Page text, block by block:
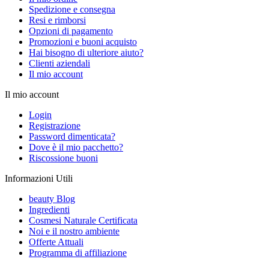
Spedizione e consegna
Resi e rimborsi
Opzioni di pagamento
Promozioni e buoni acquisto
Hai bisogno di ulteriore aiuto?
Clienti aziendali
Il mio account
Il mio account
Login
Registrazione
Password dimenticata?
Dove è il mio pacchetto?
Riscossione buoni
Informazioni Utili
beauty Blog
Ingredienti
Cosmesi Naturale Certificata
Noi e il nostro ambiente
Offerte Attuali
Programma di affiliazione